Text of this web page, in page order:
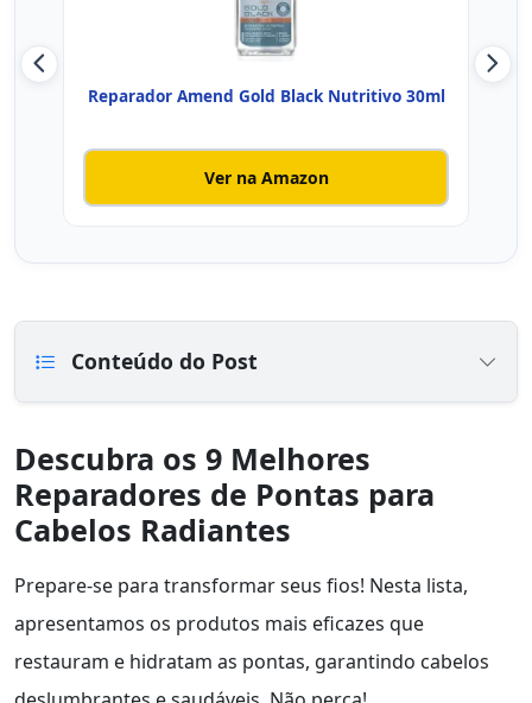
Reparador Amend Gold Black Nutritivo 30ml
Ver na Amazon
Conteúdo do Post
Descubra os 9 Melhores
Reparadores de Pontas para
Cabelos Radiantes
Prepare-se para transformar seus fios! Nesta lista,
apresentamos os produtos mais eficazes que
restauram e hidratam as pontas, garantindo cabelos